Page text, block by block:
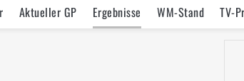
Aktueller GP Ergebnisse WM-Stand TV-